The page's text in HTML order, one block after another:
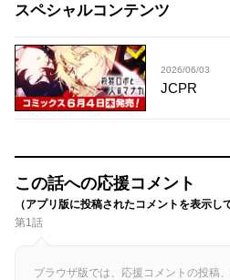
スペシャルコンテンツ
2026/06/03
JCPR
この話への応援コメント
（アプリ版に投稿されたコメントを表示し
第1話
ブラウザ版では、応援コメントの投稿